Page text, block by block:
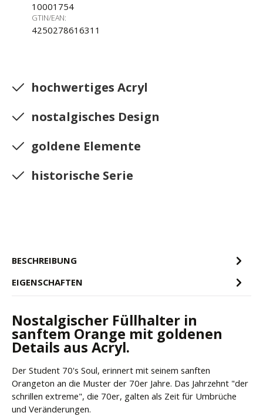
10001754
GTIN/EAN:
4250278616311
hochwertiges Acryl
nostalgisches Design
goldene Elemente
historische Serie
BESCHREIBUNG
EIGENSCHAFTEN
Nostalgischer Füllhalter in
sanftem Orange mit goldenen
Details aus Acryl.
Der Student 70's Soul, erinnert mit seinem sanften
Orangeton an die Muster der 70er Jahre. Das Jahrzehnt "der
schrillen extreme", die 70er, galten als Zeit für Umbrüche
und Veränderungen.